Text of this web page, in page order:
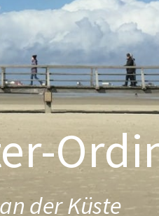
der Küste